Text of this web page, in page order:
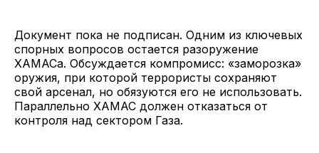
Документ пока не подписан. Одним из ключевых
спорных вопросов остается разоружение
ХАМАСа. Обсуждается компромисс: «заморозка»
оружия, при которой террористы сохраняют
свой арсенал, но обязуются его не использовать.
Параллельно ХАМАС должен отказаться от
контроля над сектором Газа.